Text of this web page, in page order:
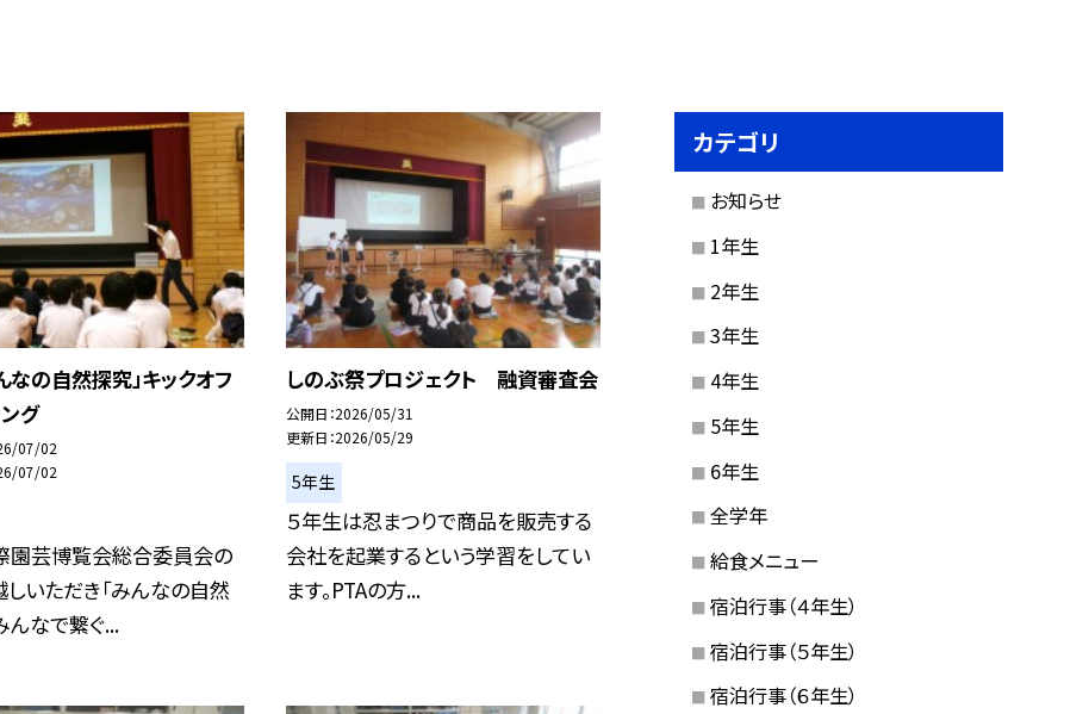
なの自然探究」キックオフ
グ
07/02
07/02
園芸博覧会総合委員会の
いただき「みんなの自然
んなで繋ぐ...
しのぶ祭プロジェクト 融資審査会
公開日 2026/05/31
更新日 2026/05/29
5年生
５年生は忍まつりで商品を販売する
会社を起業するという学習をしてい
ます。PTAの方...
カテゴリ
お知らせ
1年生
2年生
3年生
4年生
5年生
6年生
全学年
給食メニュー
宿泊行事（４年生）
宿泊行事（５年生）
宿泊行事（６年生）